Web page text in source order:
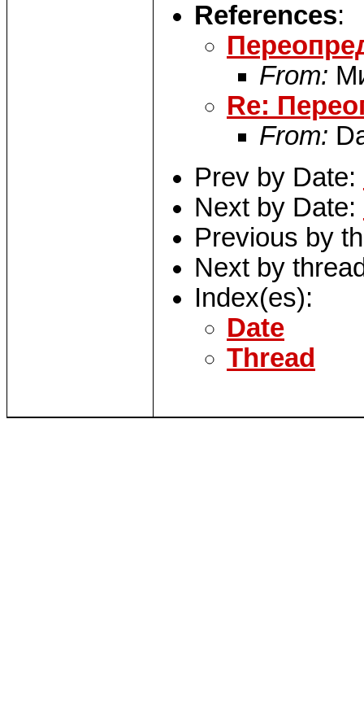
References:
From:
Re:
From:
Prev by Date:
Next by Date:
Previous by
Next by
Index(es):
Date
Thread